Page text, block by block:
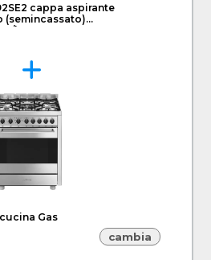
cappa aspirante
(semincassato)
h D
Gas
cambia